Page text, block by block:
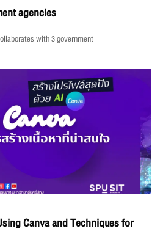
agencies
with 3 government
Canva and Techniques for